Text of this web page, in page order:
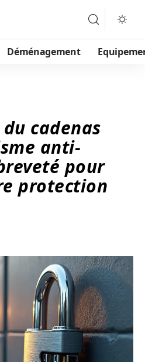
Déménagement
cadenas
anti-
pour
protection